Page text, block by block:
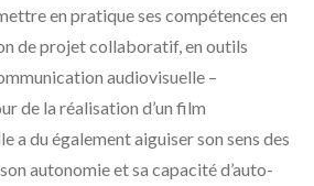
en pratique ses compétences en
de projet collaboratif, en outils
audiovisuelle –
de la réalisation d’un film
a du également aiguiser son sens des
autonomie et sa capacité d’auto-